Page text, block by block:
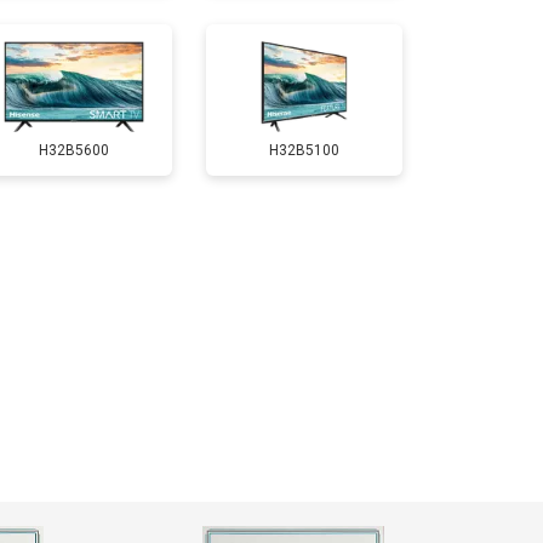
5200 ₽ Заказать
3100 ₽ Заказать
H32B5600 H32B5100